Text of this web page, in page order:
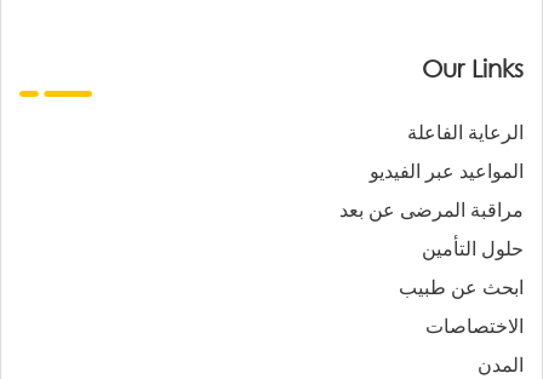
Our Links
الرعاية الفاعلة
المواعيد عبر الفيديو
مراقبة المرضى عن بعد
حلول التأمين
ابحث عن طبيب
الاختصاصات
المدن